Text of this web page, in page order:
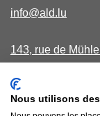
info@ald.lu
143, rue de
40, avenue
Nous utilisons